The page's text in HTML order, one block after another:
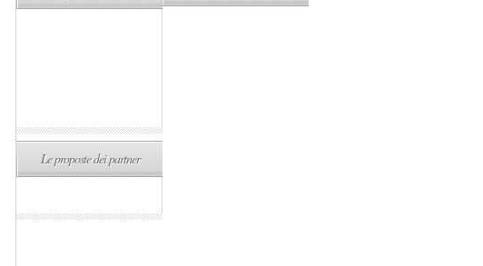
Le proposte dei partner